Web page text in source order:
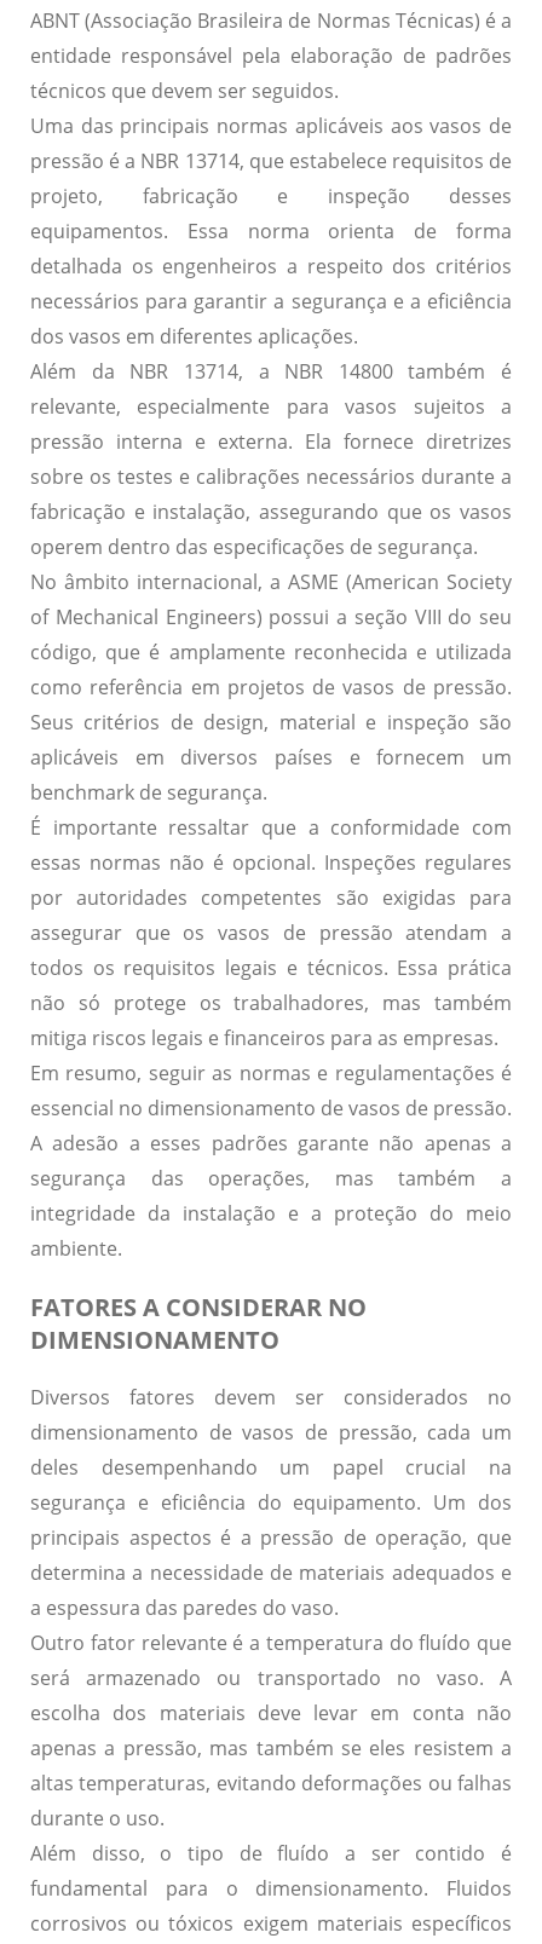
ABNT (Associação Brasileira de Normas Técnicas) é a
entidade responsável pela elaboração de padrões
técnicos que devem ser seguidos.
Uma das principais normas aplicáveis aos vasos de
pressão é a NBR 13714, que estabelece requisitos de
projeto, fabricação e inspeção desses
equipamentos. Essa norma orienta de forma
detalhada os engenheiros a respeito dos critérios
necessários para garantir a segurança e a eficiência
dos vasos em diferentes aplicações.
Além da NBR 13714, a NBR 14800também é
relevante, especialmente para vasos sujeitos a
pressão interna e externa. Ela fornece diretrizes
sobre os testes e calibrações necessários durante a
fabricação e instalação, assegurando que os vasos
operem dentro das especificações de segurança.
No âmbito internacional, a ASME (American Society
of Mechanical Engineers) possui a seção VIII do seu
código, que é amplamente reconhecida e utilizada
como referência em projetos de vasos de pressão.
Seus critérios de design, material e inspeção são
aplicáveis em diversos países e fornecem um
benchmark de segurança.
É importante ressaltar que a conformidade com
essas normas não é opcional. Inspeções regulares
por autoridades competentes são exigidas para
assegurar que os vasos de pressão atendam a
todos os requisitos legais e técnicos. Essa prática
não só protege os trabalhadores, mas também
mitiga riscos legais e financeiros para as empresas.
Em resumo, seguir as normas e regulamentações é
essencial no dimensionamento de vasos de pressão.
A adesão a esses padrões garante não apenas a
segurança das operações, mas também a
integridade da instalação e a proteção do meio
ambiente.
FATORES A CONSIDERAR NO
DIMENSIONAMENTO
Diversos fatores devem ser considerados no
dimensionamento de vasos de pressão, cada um
deles desempenhando um papel crucial na
segurança e eficiência do equipamento. Um dos
principais aspectos é a pressão de operação, que
determina a necessidade de materiais adequados e
a espessura das paredes do vaso.
Outro fator relevante é a temperatura do fluído que
será armazenado ou transportado no vaso. A
escolha dos materiais deve levar em conta não
apenas a pressão, mas também se eles resistem a
altas temperaturas, evitando deformações ou falhas
durante o uso.
Além disso, o tipo de fluído a ser contido é
fundamental para o dimensionamento. Fluidos
corrosivos ou tóxicos exigem materiais específicos